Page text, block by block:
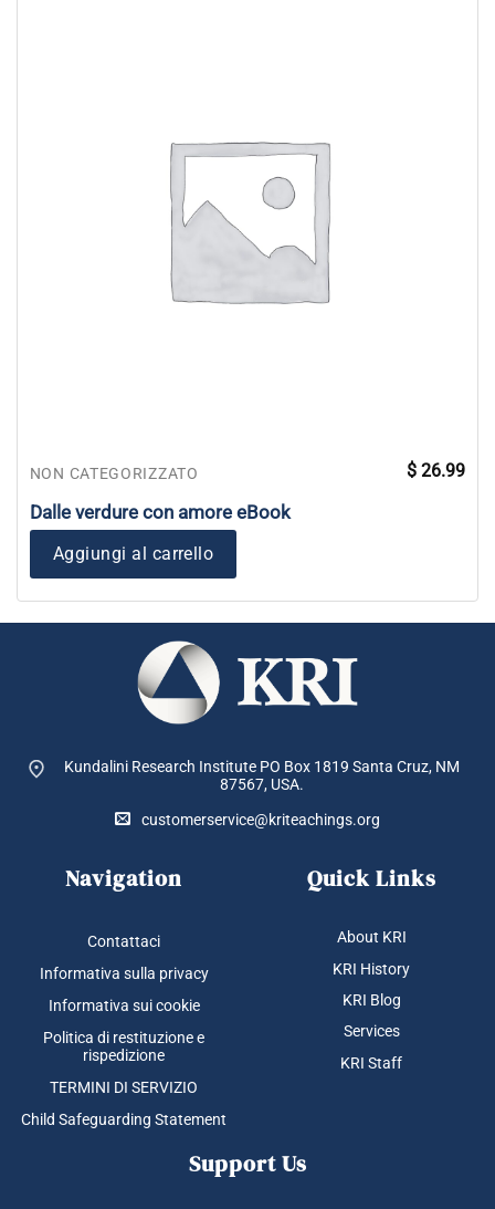
NON CATEGORIZZATO
Dalle verdure con amore eBook
$ 26.99
Aggiungi al carrello
Kundalini Research Institute PO Box 1819 Santa Cruz, NM
87567, USA.
customerservice@kriteachings.org
Navigation
Contattaci
Informativa sulla privacy
Informativa sui cookie
Politica di restituzione e
rispedizione
TERMINI DI SERVIZIO
Child Safeguarding Statement
Quick Links
About KRI
KRI History
KRI Blog
Services
KRI Staff
Support Us